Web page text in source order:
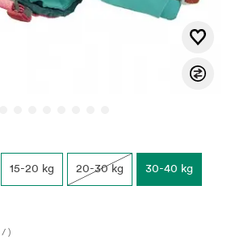
15-20 kg 20-30 kg 30-40 kg
/ )